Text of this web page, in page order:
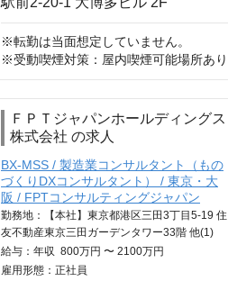
※転勤は当面想定していません。
※受動喫煙対策：屋内喫煙可能場所あり
ＦＰＴジャパンホールディングス
株式会社 の求人
BX-MSS / 製造業コンサルタント（もの
づくりDXコンサルタント） / 東京・大
阪 / FPTコンサルティングジャパン
勤務地：【本社】東京都港区三田3丁目5-19 住
友不動産東京三田ガーデンタワー33階 他(1)
給与： 年収 800万円 〜 2100万円
雇用形態：正社員